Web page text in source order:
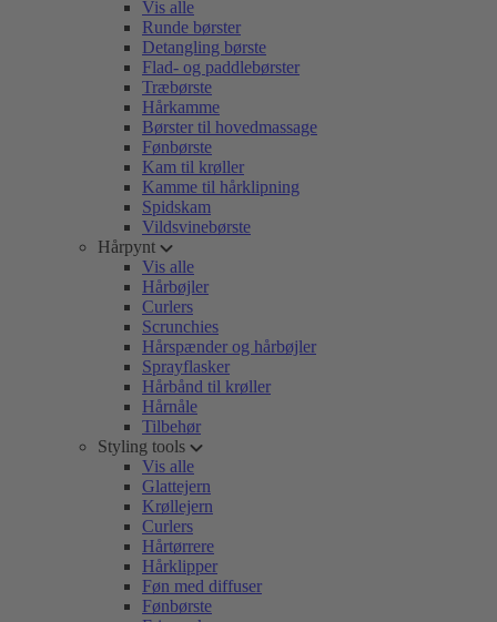
Vis alle
Runde børster
Detangling børste
Flad- og paddlebørster
Træbørste
Hårkamme
Børster til hovedmassage
Fønbørste
Kam til krøller
Kamme til hårklipning
Spidskam
Vildsvinebørste
Hårpynt
Vis alle
Hårbøjler
Curlers
Scrunchies
Hårspænder og hårbøjler
Sprayflasker
Hårbånd til krøller
Hårnåle
Tilbehør
Styling tools
Vis alle
Glattejern
Krøllejern
Curlers
Hårtørrere
Hårklipper
Føn med diffuser
Fønbørste